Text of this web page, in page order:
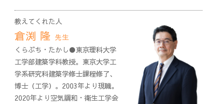
教えてくれた人
倉渕 隆 先生
くらぶち・たかし●東京理科大学
工学部建築学科教授。東京大学工
学系研究科建築学修士課程修了、
博士（工学）。2003年より現職。
2020年より空気調和・衛生工学会